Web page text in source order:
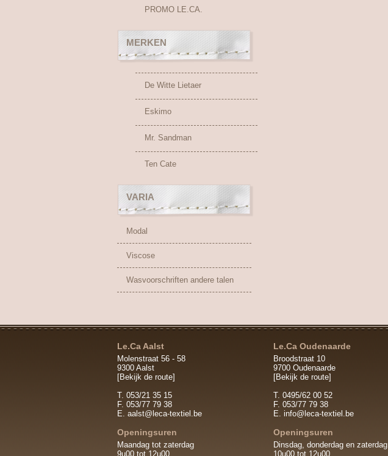
PROMO LE.CA.
MERKEN
De Witte Lietaer
Eskimo
Mr. Sandman
Ten Cate
VARIA
Modal
Viscose
Wasvoorschriften andere talen
Le.Ca Aalst
Molenstraat 56 - 58
9300 Aalst
[Bekijk de route]
T. 053/21 35 15
F. 053/77 79 38
E. aalst@leca-textiel.be
Openingsuren
Maandag tot zaterdag
9u00 tot 12u00
Le.Ca Oudenaarde
Broodstraat 10
9700 Oudenaarde
[Bekijk de route]
T. 0495/62 00 52
F. 053/77 79 38
E. info@leca-textiel.be
Openingsuren
Dinsdag, donderdag en zaterdag
10u00 tot 12u00